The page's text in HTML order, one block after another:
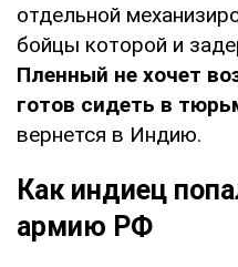
отдельной
бойцы которой и
Пленный не хочет
готов сидеть в
вернется в Индию.
Как индиец
армию РФ